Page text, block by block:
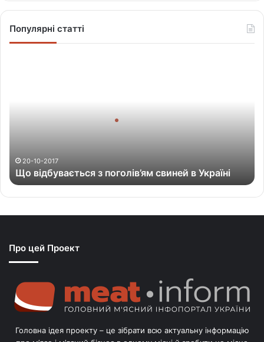
Популярні статті
т
ь
п
о
20-10-2017
Що відбувається з поголів’ям свиней в Україні
Про цей Проект
Головна ідея проекту – це зібрати всю актуальну інформацію